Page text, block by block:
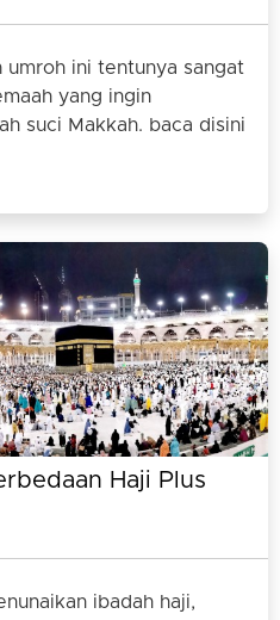
umroh ini tentunya sangat
yang ingin
suci Makkah. baca disini
Haji Plus
ibadah haji,